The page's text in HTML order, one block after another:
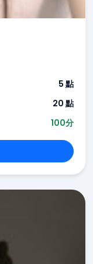
5 點
20 點
100分